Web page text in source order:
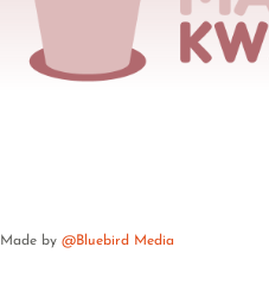
Made by @Bluebird Media